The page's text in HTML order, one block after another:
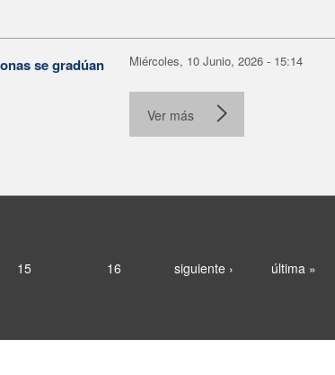
se gradúan
Miércoles, 10 Junio, 2026 - 15:14
Ver más
15 16 siguiente › última »